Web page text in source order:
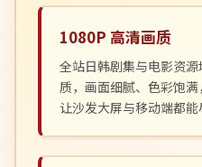
1080P 高清画质
全站日韩剧集与电影资
质，画面细腻、色彩饱满
让沙发大屏与移动端都能